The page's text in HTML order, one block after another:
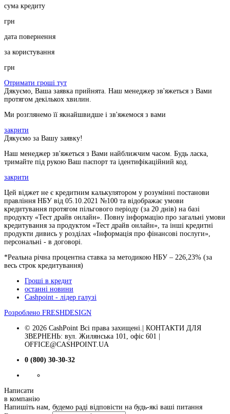
сума кредиту
грн
дата повернення
за користування
грн
Отримати гроші тут
Дякуємо, Ваша заявка прийнята. Наш менеджер зв'яжеться з Вами
протягом декількох хвилин.
Ми розглянемо її якнайшвидше і зв'яжемося з вами
закрити
Дякуємо за Вашу заявку!
Наш менеджер зв'яжеться з Вами найближчим часом. Будь ласка,
тримайте під рукою Ваш паспорт та ідентифікаційний код.
закрити
Цей віджет не є кредитним калькулятором у розумінні постанови
правління НБУ від 05.10.2021 №100 та відображає умови
кредитування протягом пільгового періоду (за 20 днів) на базі
продукту «Тест драйв онлайн». Повну інформацію про загальні умови
кредитування за продуктом «Тест драйв онлайн», та інші кредитні
продукти дивись у розділах «Інформація про фінансові послуги»,
персональні - в договорі.
*Реальна річна процентна ставка за методикою НБУ – 226,23% (за
весь строк кредитування)
Гроші в кредит
останні новини
Cashрoint - лідер галузі
Розроблено FRESHDESIGN
© 2026 CashPoint Всі права захищені.| КОНТАКТИ ДЛЯ
ЗВЕРНЕНЬ: вул. Жилянська 101, офіс 601 |
OFFICE@CASHPOINT.UA
0 (800) 30-30-32
Написати
в компанію
Напишіть нам, будемо раді відповісти на будь-які ваші питання